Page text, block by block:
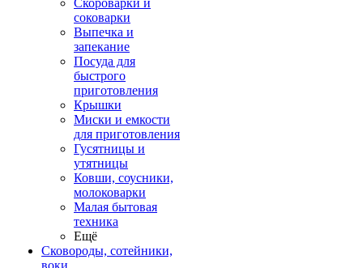
Скороварки и
соковарки
Выпечка и
запекание
Посуда для
быстрого
приготовления
Крышки
Миски и емкости
для приготовления
Гусятницы и
утятницы
Ковши, соусники,
молоковарки
Малая бытовая
техника
Ещё
Сковороды, сотейники,
воки